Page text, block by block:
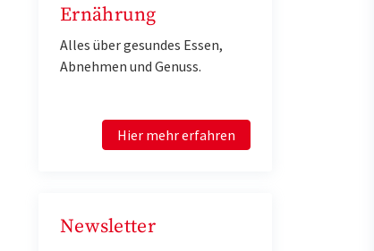
Ernährung
Alles über gesundes Essen,
Abnehmen und Genuss.
Hier mehr erfahren
Newsletter